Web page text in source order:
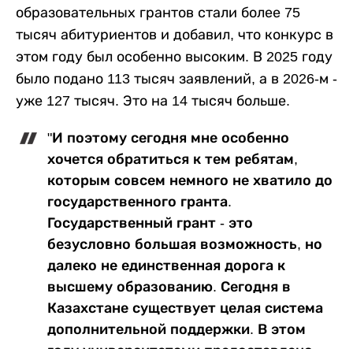
образовательных грантов стали более 75
тысяч абитуриентов и добавил, что конкурс в
этом году был особенно высоким. В 2025 году
было подано 113 тысяч заявлений, а в 2026-м -
уже 127 тысяч. Это на 14 тысяч больше.
"И поэтому сегодня мне особенно
хочется обратиться к тем ребятам,
которым совсем немного не хватило до
государственного гранта.
Государственный грант - это
безусловно большая возможность, но
далеко не единственная дорога к
высшему образованию. Сегодня в
Казахстане существует целая система
дополнительной поддержки. В этом